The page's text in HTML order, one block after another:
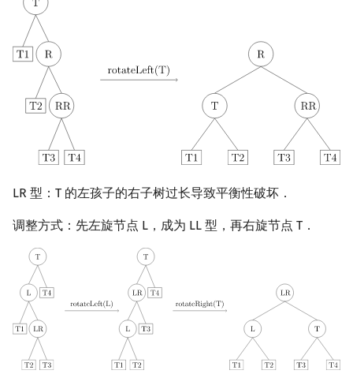
LR 型：T 的左孩子的右子树过长导致平衡性破坏．
调整方式：先左旋节点 L，成为 LL 型，再右旋节点 T．